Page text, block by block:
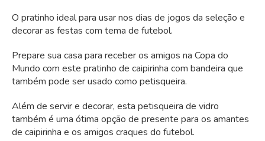
O pratinho ideal para usar nos dias de jogos da seleção e
decorar as festas com tema de futebol.
Prepare sua casa para receber os amigos na Copa do
Mundo com este pratinho de caipirinha com bandeira que
também pode ser usado como petisqueira.
Além de servir e decorar, esta petisqueira de vidro
também é uma ótima opção de presente para os amantes
de caipirinha e os amigos craques do futebol.